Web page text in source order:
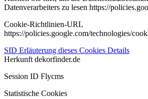
Datenverarbeiters zu lesen https://
Cookie-Richtlinien-URL
https://policies.google.com/technologies/
SID Erläuterung dieses Cookies Details
Herkunft dekorfinder.de
Session ID Flycms
Statistische Cookies